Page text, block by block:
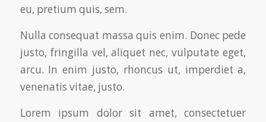
eu, pretium quis, sem.
Nulla consequat massa quis enim. Donec pede
justo, fringilla vel, aliquet nec, vulputate eget,
arcu. In enim justo, rhoncus ut, imperdiet a,
venenatis vitae, justo.
Lorem ipsum dolor sit amet, consectetuer